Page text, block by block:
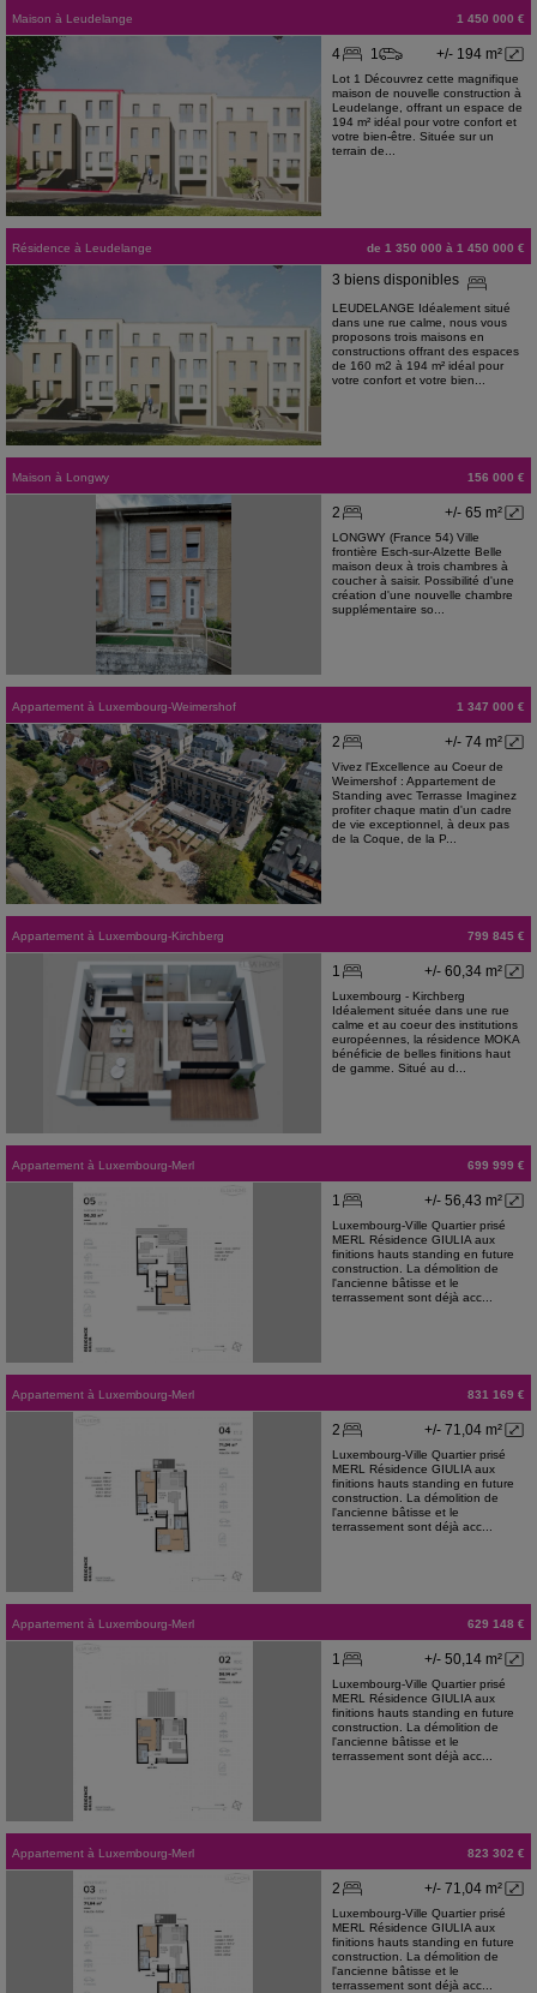
Maison à Leudelange 1 450 000 €
+/- 194 m²
4 1
Lot 1 Découvrez cette magnifique
maison de nouvelle construction à
Leudelange, offrant un espace de
194 m² idéal pour votre confort et
votre bien-être. Située sur un
terrain de...
Résidence à Leudelange de 1 350 000 à 1 450 000 €
3 biens disponibles
LEUDELANGE Idéalement situé
dans une rue calme, nous vous
proposons trois maisons en
constructions offrant des espaces
de 160 m2 à 194 m² idéal pour
votre confort et votre bien...
Maison à Longwy 156 000 €
+/- 65 m²
2
LONGWY (France 54) Ville
frontière Esch-sur-Alzette Belle
maison deux à trois chambres à
coucher à saisir. Possibilité d'une
création d'une nouvelle chambre
supplémentaire so...
Appartement à Luxembourg-Weimershof 1 347 000 €
+/- 74 m²
2
Vivez l'Excellence au Coeur de
Weimershof : Appartement de
Standing avec Terrasse Imaginez
profiter chaque matin d'un cadre
de vie exceptionnel, à deux pas
de la Coque, de la P...
Appartement à Luxembourg-Kirchberg 799 845 €
+/- 60,34 m²
1
Luxembourg - Kirchberg
Idéalement située dans une rue
calme et au coeur des institutions
européennes, la résidence MOKA
bénéficie de belles finitions haut
de gamme. Situé au d...
Appartement à Luxembourg-Merl 699 999 €
+/- 56,43 m²
1
Luxembourg-Ville Quartier prisé
MERL Résidence GIULIA aux
finitions hauts standing en future
construction. La démolition de
l'ancienne bâtisse et le
terrassement sont déjà acc...
Appartement à Luxembourg-Merl 831 169 €
+/- 71,04 m²
2
Luxembourg-Ville Quartier prisé
MERL Résidence GIULIA aux
finitions hauts standing en future
construction. La démolition de
l'ancienne bâtisse et le
terrassement sont déjà acc...
Appartement à Luxembourg-Merl 629 148 €
+/- 50,14 m²
1
Luxembourg-Ville Quartier prisé
MERL Résidence GIULIA aux
finitions hauts standing en future
construction. La démolition de
l'ancienne bâtisse et le
terrassement sont déjà acc...
Appartement à Luxembourg-Merl 823 302 €
+/- 71,04 m²
2
Luxembourg-Ville Quartier prisé
MERL Résidence GIULIA aux
finitions hauts standing en future
construction. La démolition de
l'ancienne bâtisse et le
terrassement sont déjà acc...